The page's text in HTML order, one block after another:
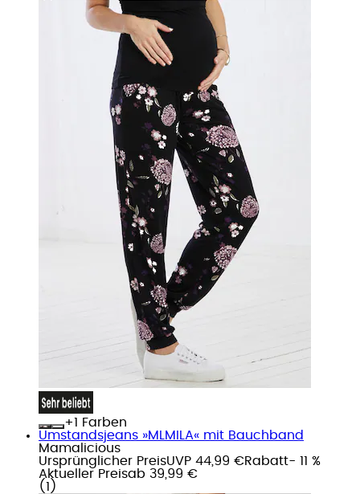
+
Farben
Umstandsjeans »MLMILA« mit Bauchband
Mamalicious
Ursprünglicher PreisUVP 44,99 €Rabatt- 11 %
Aktueller Preisab 39,99 €
( 1 )